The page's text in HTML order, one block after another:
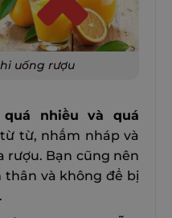
uống rượu
nhiều và quá
từ, nhấm nháp và
rượu. Bạn cũng nên
và không để bị